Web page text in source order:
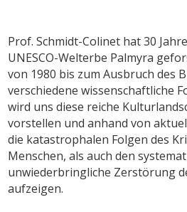
Prof. Schmidt-Colinet hat 30
UNESCO-Welterbe Palmyra
von 1980 bis zum Ausbruch des
verschiedene wissenschaftliche
wird uns diese reiche
vorstellen und anhand von
die katastrophalen Folgen des
Menschen, als auch den
unwiederbringliche Zerstörung
aufzeigen.